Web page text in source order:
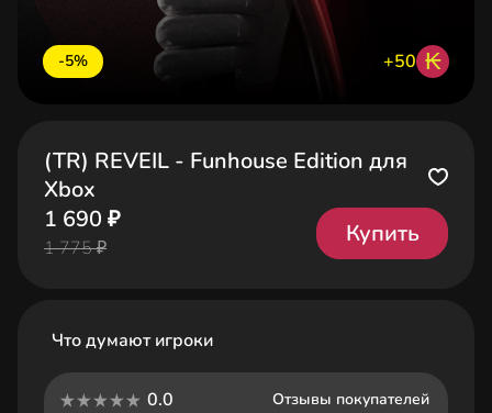
-5% +50 ₭
(TR) REVEIL - Funhouse Edition для
Xbox
1 690 ₽
1 775 ₽
Купить
Что думают игроки
0.0
Отзывы покупателей